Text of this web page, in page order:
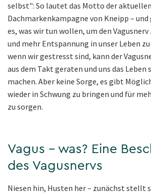
selbst": So lautet das Motto der aktuellen
Dachmarkenkampagne von Kneipp – und
es, was wir tun wollen, um den
und mehr Entspannung in unser Leben
wenn wir gestresst sind, kann der
aus dem Takt geraten und uns das Leben
machen. Aber keine Sorge, es gibt
wieder in Schwung zu bringen und für
zu sorgen.
Vagus – was? Eine
des Vagusnervs
Niesen hin, Husten her – zunächst stellt